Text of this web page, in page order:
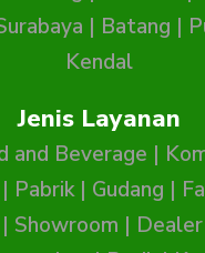
| Batang |
Kendal
Jenis Layanan
and Beverage |
| Pabrik| Gudang |
Showroom | Dealer